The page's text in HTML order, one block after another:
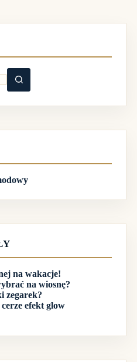
na wakacje!
na wiosnę?
zegarek?
efekt glow